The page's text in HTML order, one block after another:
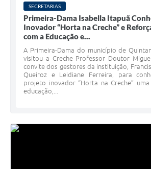
SECRETARIAS
Primeira-Dama Isabella Itapuã
Inovador “Horta na Creche” e
com a Educação e...
A Primeira-Dama do município de
visitou a Creche Professor Doutor
convite dos gestores da instituição,
Queiroz e Leidiane Ferreira, para
projeto inovador “Horta na Creche”
educação,...